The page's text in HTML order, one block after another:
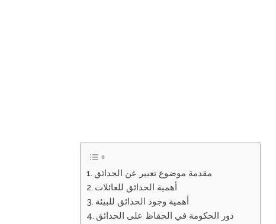
مقدمة موضوع تعبير عن الحدائق
أهمية الحدائق للعائلات
أهمية وجود الحدائق للبيئة
دور الحكومة في الحفاظ على الحدائق